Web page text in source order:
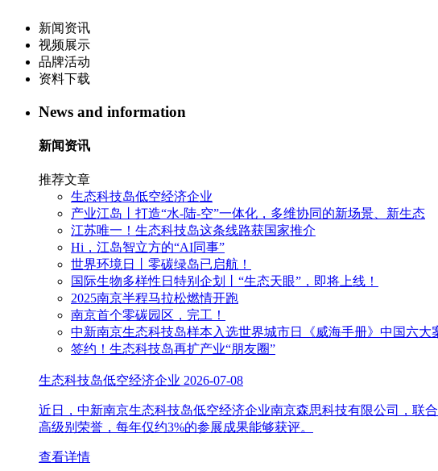
新闻资讯
视频展示
品牌活动
资料下载
News and information
新闻资讯
推荐文章
生态科技岛低空经济企业
产业江岛丨打造“水-陆-空”一体化，多维协同的新场景、新生态
江苏唯一！生态科技岛这条线路获国家推介
Hi，江岛智立方的“AI同事”
世界环境日丨零碳绿岛已启航！
国际生物多样性日特别企划丨“生态天眼”，即将上线！
2025南京半程马拉松燃情开跑
南京首个零碳园区，完工！
中新南京生态科技岛样本入选世界城市日《威海手册》中国六大
签约！生态科技岛再扩产业“朋友圈”
生态科技岛低空经济企业 2026-07-08
近日，中新南京生态科技岛低空经济企业南京森思科技有限公司，联
高级别荣誉，每年仅约3%的参展成果能够获评。
查看详情